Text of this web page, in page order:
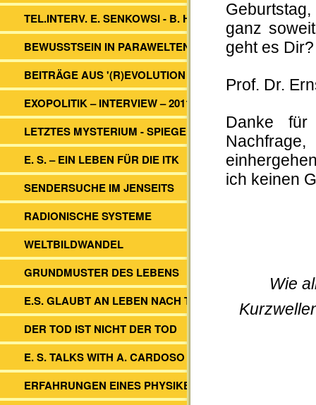
TEL.INTERV. E. SENKOWSI - B. HEIM
BEWUSSTSEIN IN PARAWELTEN
BEITRÄGE AUS '(R)EVOLUTION 2012'
EXOPOLITIK – INTERVIEW – 2011
LETZTES MYSTERIUM - SPIEGEL TV
E. S. – EIN LEBEN FÜR DIE ITK
SENDERSUCHE IM JENSEITS
RADIONISCHE SYSTEME
WELTBILDWANDEL
GRUNDMUSTER DES LEBENS
E.S. GLAUBT AN LEBEN NACH TOD
DER TOD IST NICHT DER TOD
E. S. TALKS WITH A. CARDOSO
ERFAHRUNGEN EINES PHYSIKERS
ganz
geht es Dir?
Prof. Dr.
Danke für
ich keinen
Wie